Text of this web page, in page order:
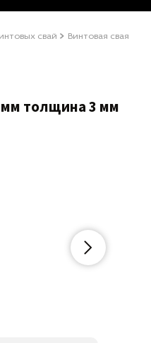
свай
Винтовая свая
мм толщина 3 мм